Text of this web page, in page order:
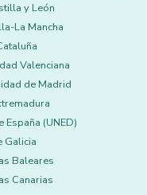
y León
La Mancha
Valenciana
de Madrid
España (UNED)
Galicia
Baleares
Canarias